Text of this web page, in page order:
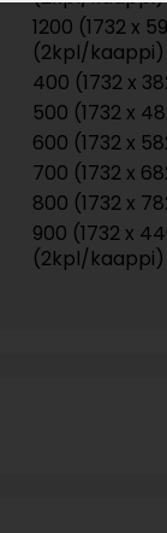
1200 (1732 x
(2kpl/kaappi)
400 (1732 x
500 (1732 x
600 (1732 x
700 (1732 x
800 (1732 x
900 (1732 x
(2kpl/kaappi)